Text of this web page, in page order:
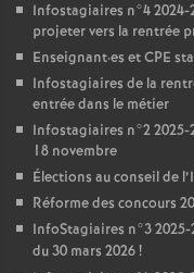
Infostagiaires n°4
projeter vers la rentrée
Enseignant·es etCPE
Infostagiaires de la
entrée dans le métier
Infostagiaires n°2 2025-
18 novembre
Élections au conseil de l’
Réforme des concours
InfoStagiaires n°3 2025-
du 30 mars 2026!